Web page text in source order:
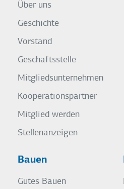
Über uns
Geschichte
Vorstand
Geschäftsstelle
Mitgliedsunternehmen
Kooperationspartner
Mitglied werden
Stellenanzeigen
Bauen
Gutes Bauen